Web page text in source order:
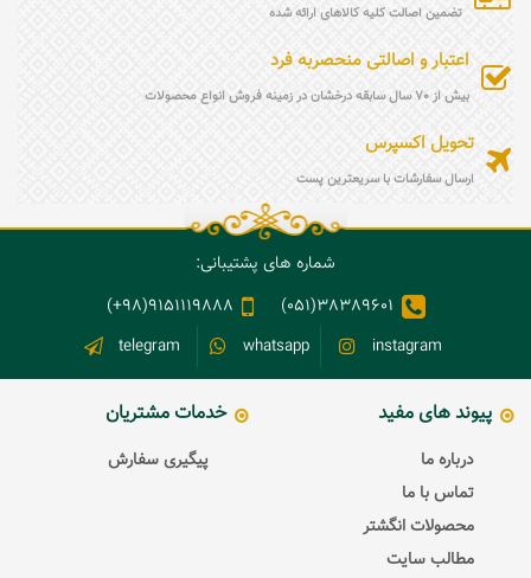
تضمین اصالت کلیه کالاهای ارائه شده
اعتبار و اصالتی منحصربه فرد
بیش از 70 سال سابقه درخشان در زمینه فروش انواع محصولات
تحویل اکسپرس
ارسال سفارشات با سریعترین پست
شماره های پشتیبانی:
38389601(051)
9151119888(98+)
instagram
whatsapp
telegram
پیوند های مفید
درباره ما
تماس با ما
محصولات انگشتر
مطالب سایت
خدمات مشتریان
پیگیری سفارش